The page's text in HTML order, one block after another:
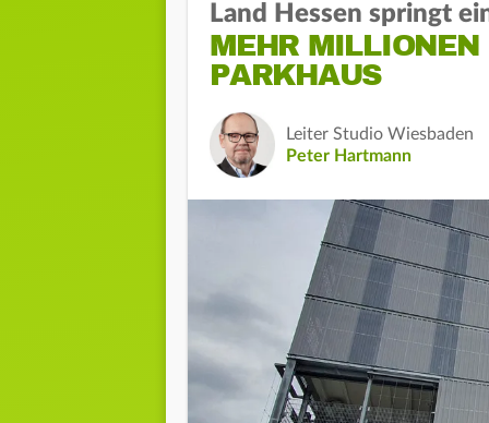
Land Hessen springt
MEHR MILLIONEN
PARKHAUS
Leiter Studio Wiesbaden
Peter Hartmann